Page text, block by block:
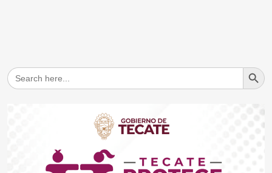
Search
for:
Search